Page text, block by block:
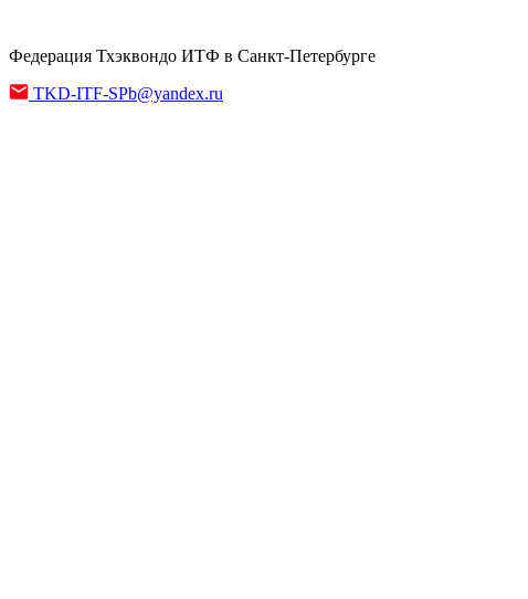
Федерация Тхэквондо ИТФ в Санкт-Петербурге
TKD-ITF-SPb@yandex.ru